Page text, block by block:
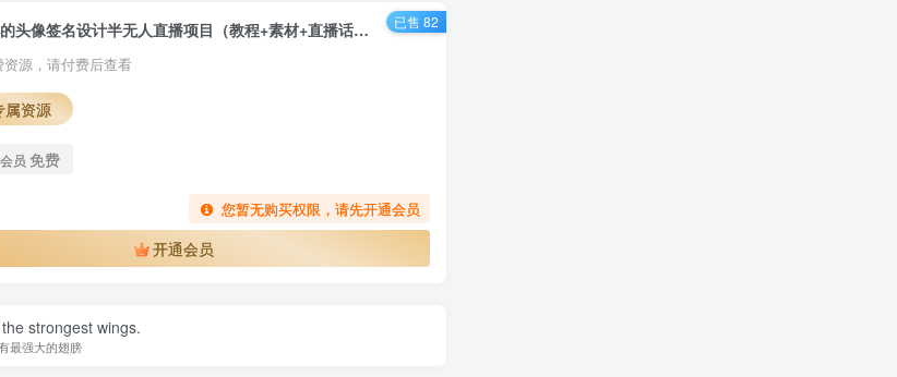
2023年火爆的头像签名设计半无人直播项目（教程+素材+直播话术）
源，请付费后查看
属资源
员 免费
您暂无购买权限，请先开通会员
开通会员
已售 82
strongest wings.
最强大的翅膀